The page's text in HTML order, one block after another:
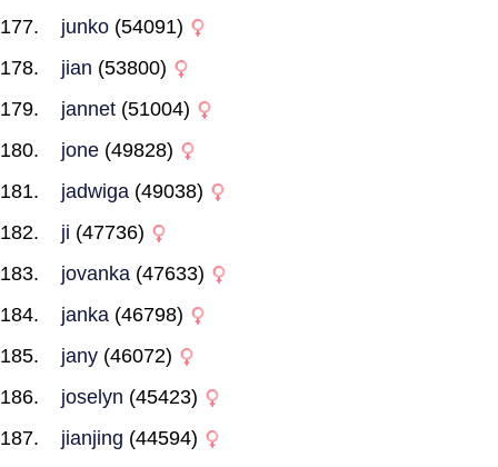
junko (54091)
jian (53800)
jannet (51004)
jone (49828)
jadwiga (49038)
ji (47736)
jovanka (47633)
janka (46798)
jany (46072)
joselyn (45423)
jianjing (44594)